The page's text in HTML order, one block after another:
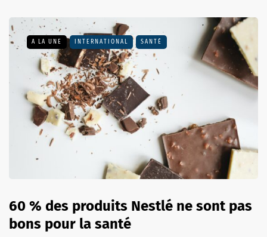
A LA UNE INTERNATIONAL SANTÉ
60 % des produits Nestlé ne sont pas
bons pour la santé